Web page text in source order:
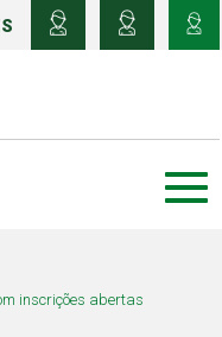
inscrições abertas